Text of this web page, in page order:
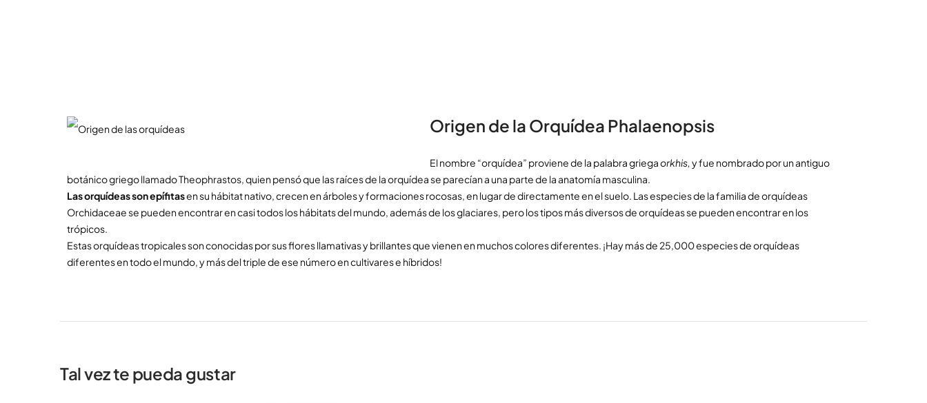
Origen de la Orquídea Phalaenopsis
El nombre “orquídea” proviene de la palabra griegaorkhis, y fue nombrado por un antiguo
botánico griego llamado Theophrastos, quien pensó que las raíces de la orquídea se parecían a una parte de la anatomía masculina.
Las orquídeas son epífitasen su hábitat nativo, crecen en árboles y formaciones rocosas, en lugar de directamente en el suelo. Las especies de la familia de orquídeas
Orchidaceae se pueden encontrar en casi todos los hábitats del mundo, además de los glaciares, pero los tipos más diversos de orquídeas se pueden encontrar en los
trópicos.
Estas orquídeas tropicales son conocidas por sus flores llamativas y brillantes que vienen en muchos colores diferentes. ¡Hay más de 25,000 especies de orquídeas
diferentes en todo el mundo, y más del triple de ese número en cultivares e híbridos!
Tal vez te pueda gustar